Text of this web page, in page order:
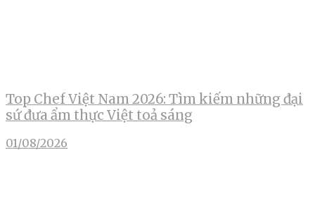
Top Chef Việt Nam 2026: Tìm kiếm những đại
sứ đưa ẩm thực Việt toả sáng
01/08/2026